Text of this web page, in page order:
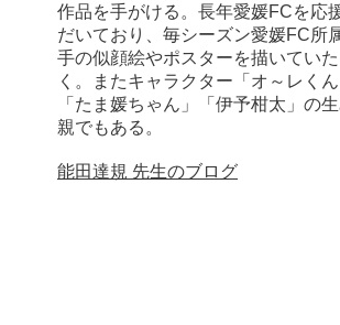
作品を手がける。長年愛媛FCを応
だいており、毎シーズン愛媛FC所
手の似顔絵やポスターを描いてい
く。またキャラクター「オ～レく
「たま媛ちゃん」「伊予柑太」の
親でもある。
能田達規 先生のブログ